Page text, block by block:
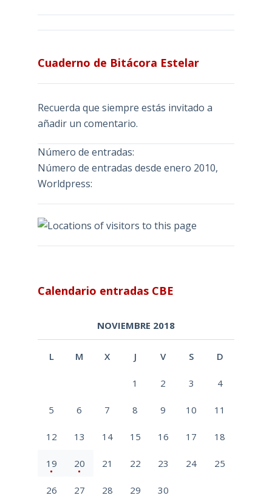
Cuaderno de Bitácora Estelar
Recuerda que siempre estás invitado a
añadir un comentario.
Número de entradas:
Número de entradas desde enero 2010,
Worldpress:
Calendario entradas CBE
NOVIEMBRE 2018
L M X J V S D
1 2 3 4
5 6 7 8 9 10 11
12 13 14 15 16 17 18
19 20 21 22 23 24 25
26 27 28 29 30